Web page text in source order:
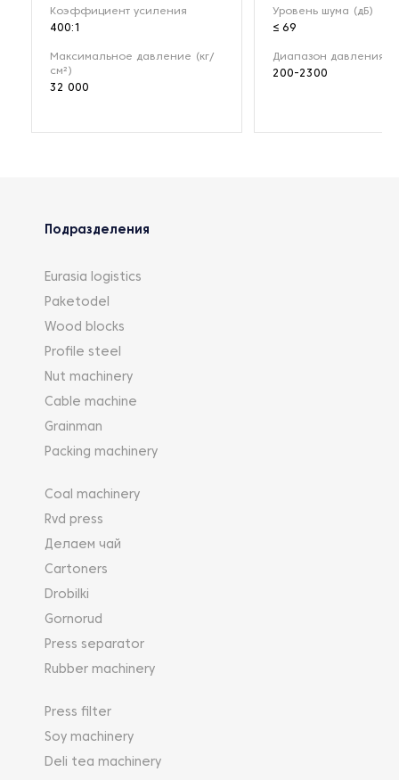
Коэффициент усиления
400:1
Максимальное давление (кг/
см²)
32 000
Уровень шума (дБ)
≤ 69
Диапазон давления
200-2300
Подразделения
Eurasia logistics
Paketodel
Wood blocks
Profile steel
Nut machinery
Cable machine
Grainman
Packing machinery
Coal machinery
Rvd press
Делаем чай
Cartoners
Drobilki
Gornorud
Press separator
Rubber machinery
Press filter
Soy machinery
Deli tea machinery